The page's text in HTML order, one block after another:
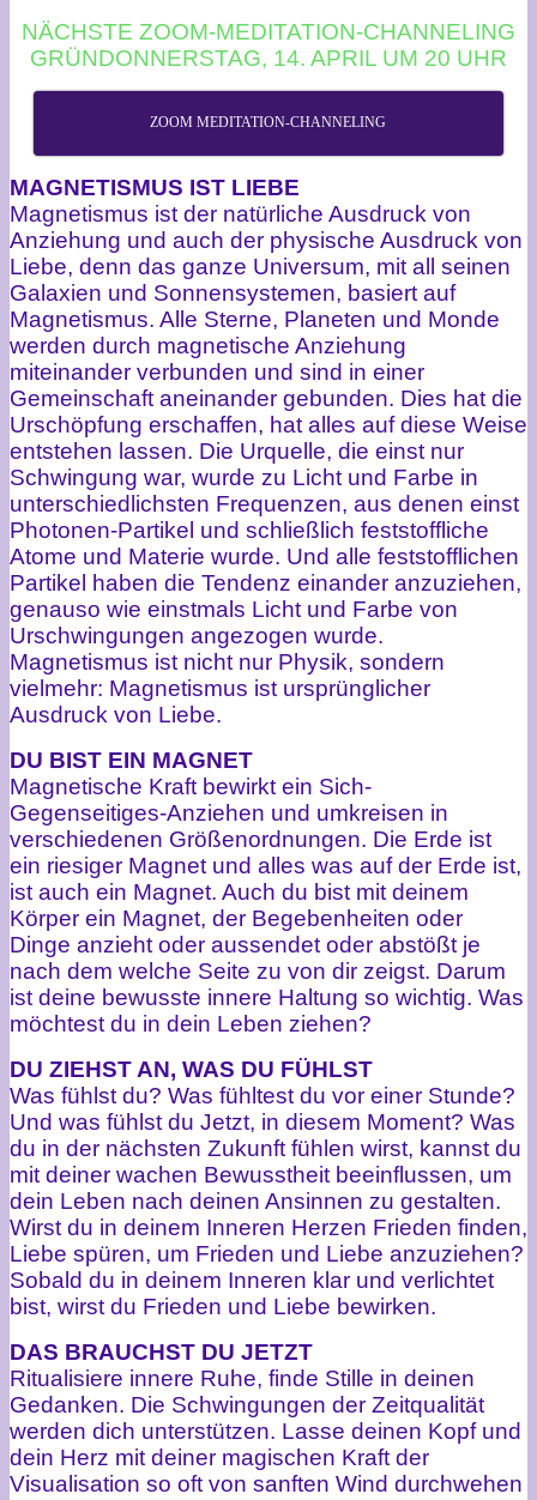
NÄCHSTE ZOOM-MEDITATION-CHANNELING
GRÜNDONNERSTAG, 14. APRIL UM 20 UHR
ZOOM MEDITATION-CHANNELING
MAGNETISMUS IST LIEBE
Magnetismus ist der natürliche Ausdruck von
Anziehung und auch der physische Ausdruck von
Liebe, denn das ganze Universum, mit all seinen
Galaxien und Sonnensystemen, basiert auf
Magnetismus. Alle Sterne, Planeten und Monde
werden durch magnetische Anziehung
miteinander verbunden und sind in einer
Gemeinschaft aneinander gebunden. Dies hat die
Urschöpfung erschaffen, hat alles auf diese Weise
entstehen lassen. Die Urquelle, die einst nur
Schwingung war, wurde zu Licht und Farbe in
unterschiedlichsten Frequenzen, aus denen einst
Photonen-Partikel und schließlich feststoffliche
Atome und Materie wurde. Und alle feststofflichen
Partikel haben die Tendenz einander anzuziehen,
genauso wie einstmals Licht und Farbe von
Urschwingungen angezogen wurde.
Magnetismus ist nicht nur Physik, sondern
vielmehr: Magnetismus ist ursprünglicher
Ausdruck von Liebe.
DU BIST EIN MAGNET
Magnetische Kraft bewirkt ein Sich-
Gegenseitiges-Anziehen und umkreisen in
verschiedenen Größenordnungen. Die Erde ist
ein riesiger Magnet und alles was auf der Erde ist,
ist auch ein Magnet. Auch du bist mit deinem
Körper ein Magnet, der Begebenheiten oder
Dinge anzieht oder aussendet oder abstößt je
nach dem welche Seite zu von dir zeigst. Darum
ist deine bewusste innere Haltung so wichtig. Was
möchtest du in dein Leben ziehen?
DU ZIEHST AN, WAS DU FÜHLST
Was fühlst du? Was fühltest du vor einer Stunde?
Und was fühlst du Jetzt, in diesem Moment? Was
du in der nächsten Zukunft fühlen wirst, kannst du
mit deiner wachen Bewusstheit beeinflussen, um
dein Leben nach deinen Ansinnen zu gestalten.
Wirst du in deinem Inneren Herzen Frieden finden,
Liebe spüren, um Frieden und Liebe anzuziehen?
Sobald du in deinem Inneren klar und verlichtet
bist, wirst du Frieden und Liebe bewirken.
DAS BRAUCHST DU JETZT
Ritualisiere innere Ruhe, finde Stille in deinen
Gedanken. Die Schwingungen der Zeitqualität
werden dich unterstützen. Lasse deinen Kopf und
dein Herz mit deiner magischen Kraft der
Visualisation so oft von sanften Wind durchwehen